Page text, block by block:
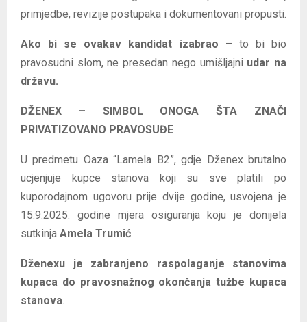
primjedbe, revizije postupaka i dokumentovani propusti.
Ako bi se ovakav kandidat izabrao – to bi bio
pravosudni slom, ne presedan nego umišljajni udar na
državu.
DŽENEX – SIMBOL ONOGA ŠTA ZNAČI
PRIVATIZOVANO PRAVOSUĐE
U predmetu Oaza “Lamela B2”, gdje Dženex brutalno
ucjenjuje kupce stanova koji su sve platili po
kuporodajnom ugovoru prije dvije godine, usvojena je
15.9.2025. godine mjera osiguranja koju je donijela
sutkinja Amela Trumić
Dženexu je zabranjeno raspolaganje stanovima
kupaca do pravosnažnog okončanja tužbe kupaca
stanova